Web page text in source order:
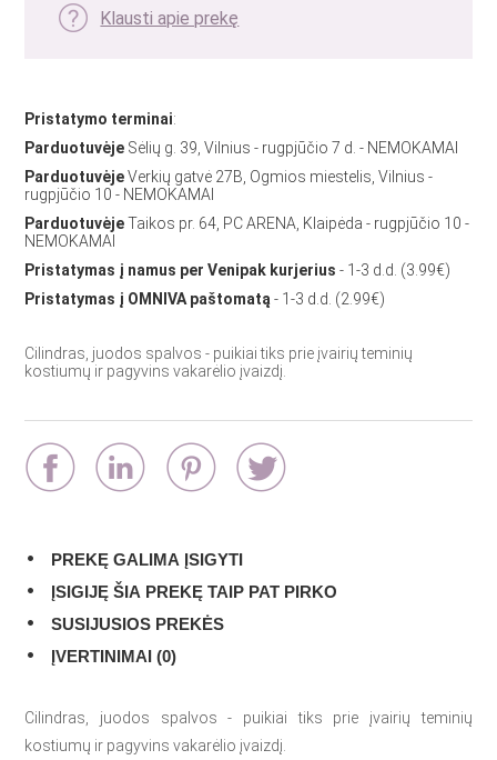
Klausti apie prekę
Pristatymo terminai:
Parduotuvėje Sėlių g. 39, Vilnius - rugpjūčio 7 d. - NEMOKAMAI
ParduotuvėjeVerkių gatvė 27B, Ogmios miestelis, Vilnius -
rugpjūčio 10 - NEMOKAMAI
ParduotuvėjeTaikos pr. 64, PC ARENA, Klaipėda - rugpjūčio 10 -
NEMOKAMAI
Pristatymas į namus per Venipak kurjerius - 1-3 d.d. (3.99€)
Pristatymas į OMNIVA paštomatą- 1-3 d.d. (2.99€)
Cilindras, juodos spalvos - puikiai tiks prie įvairių teminių
kostiumų ir pagyvins vakarėlio įvaizdį.
PREKĘ GALIMA ĮSIGYTI
ĮSIGIJĘ ŠIA PREKĘ TAIP PAT PIRKO
SUSIJUSIOS PREKĖS
ĮVERTINIMAI (0)
Cilindras, juodos spalvos - puikiai tiks prie įvairių teminių
kostiumų ir pagyvins vakarėlio įvaizdį.